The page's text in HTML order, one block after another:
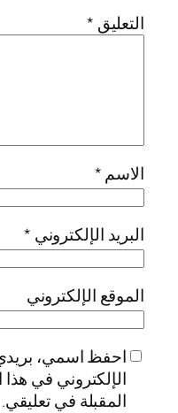
التعليق *
الاسم*
البريد الإلكتروني *
الموقع الإلكتروني
احفظ اسمي، بريدي
الإلكتروني في
المقبلة في تعليقي.